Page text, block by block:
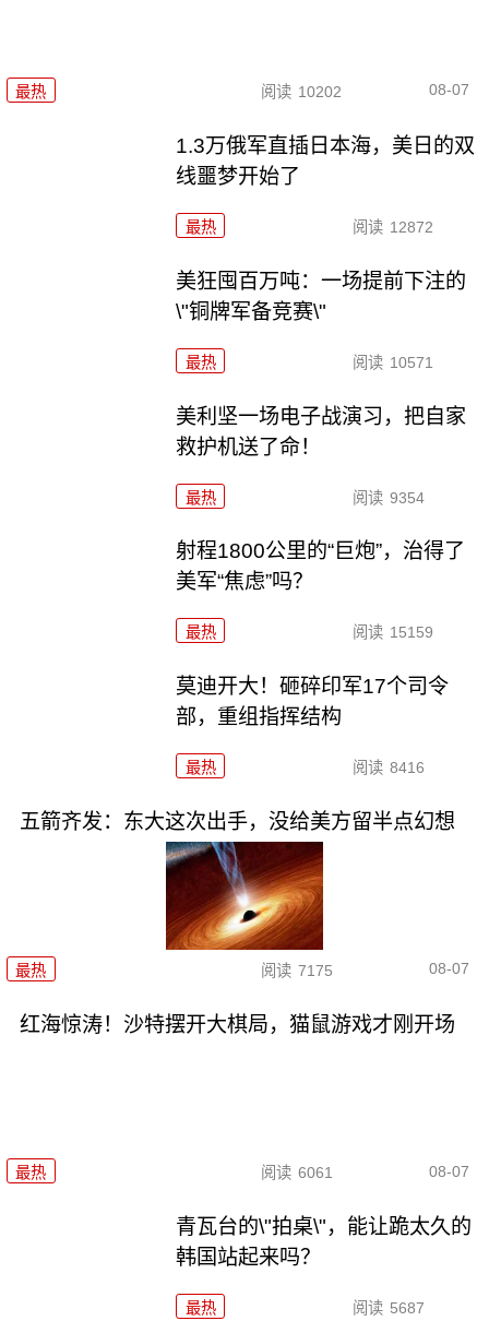
最热 阅读 10202 08-07
1.3万俄军直插日本海，美日的双
线噩梦开始了
最热 阅读 12872
美狂囤百万吨：一场提前下注的
\"铜牌军备竞赛\"
最热 阅读 10571
美利坚一场电子战演习，把自家
救护机送了命！
最热 阅读 9354
射程1800公里的“巨炮”，治得了
美军“焦虑”吗？
最热 阅读 15159
莫迪开大！砸碎印军17个司令
部，重组指挥结构
最热 阅读 8416
五箭齐发：东大这次出手，没给美方留半点幻想
最热 阅读 7175 08-07
红海惊涛！沙特摆开大棋局，猫鼠游戏才刚开场
最热 阅读 6061 08-07
青瓦台的\"拍桌\"，能让跪太久的
韩国站起来吗？
最热 阅读 5687